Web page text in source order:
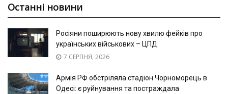
Останні новини
Росіяни поширюють нову хвилю фейків про
українських військових – ЦПД
7 СЕРПНЯ, 2026
Армія РФ обстріляла стадіон Чорноморець в
Одесі: є руйнування та постраждала